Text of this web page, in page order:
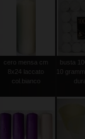
cero mensa cm
8x24 laccato
col.bianco
busta
10